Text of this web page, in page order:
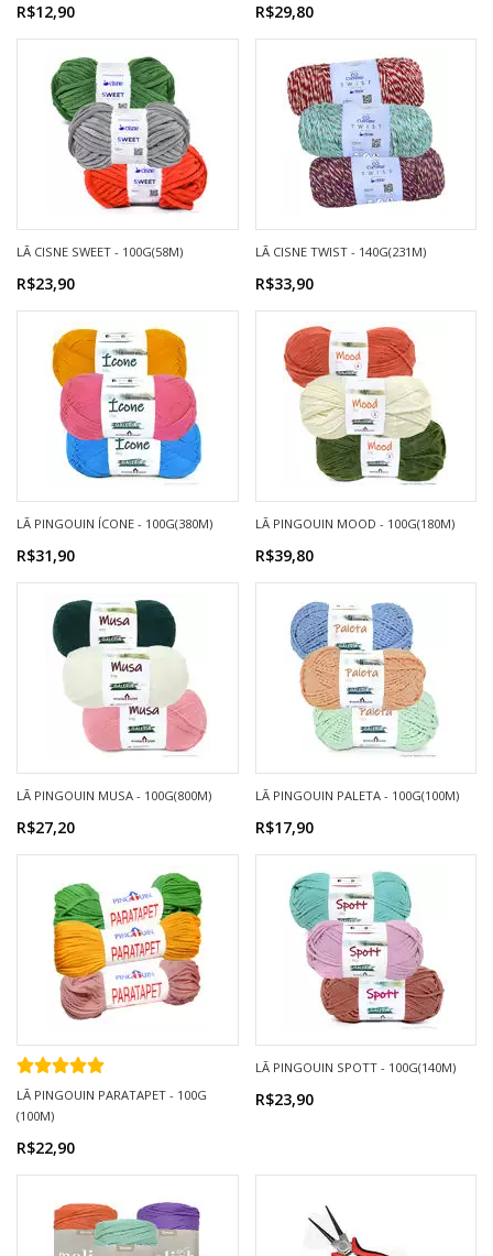
R$12,90 R$29,80
LÃ CISNE SWEET - 100G(58M)
R$23,90
LÃ CISNE TWIST - 140G(231M)
R$33,90
LÃ PINGOUIN ÍCONE - 100G(380M)
R$31,90
LÃ PINGOUIN MOOD - 100G(180M)
R$39,80
LÃ PINGOUIN MUSA - 100G(800M)
R$27,20
LÃ PINGOUIN PALETA - 100G(100M)
R$17,90
LÃ PINGOUIN PARATAPET - 100G
(100M)
R$22,90
LÃ PINGOUIN SPOTT - 100G(140M)
R$23,90